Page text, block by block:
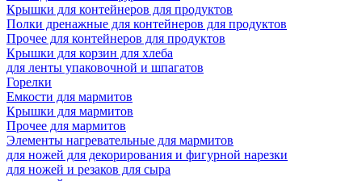
Крышки для контейнеров для продуктов
Полки дренажные для контейнеров для продуктов
Прочее для контейнеров для продуктов
Крышки для корзин для хлеба
для ленты упаковочной и шпагатов
Горелки
Емкости для мармитов
Крышки для мармитов
Прочее для мармитов
Элементы нагревательные для мармитов
для ножей для декорирования и фигурной нарезки
для ножей и резаков для сыра